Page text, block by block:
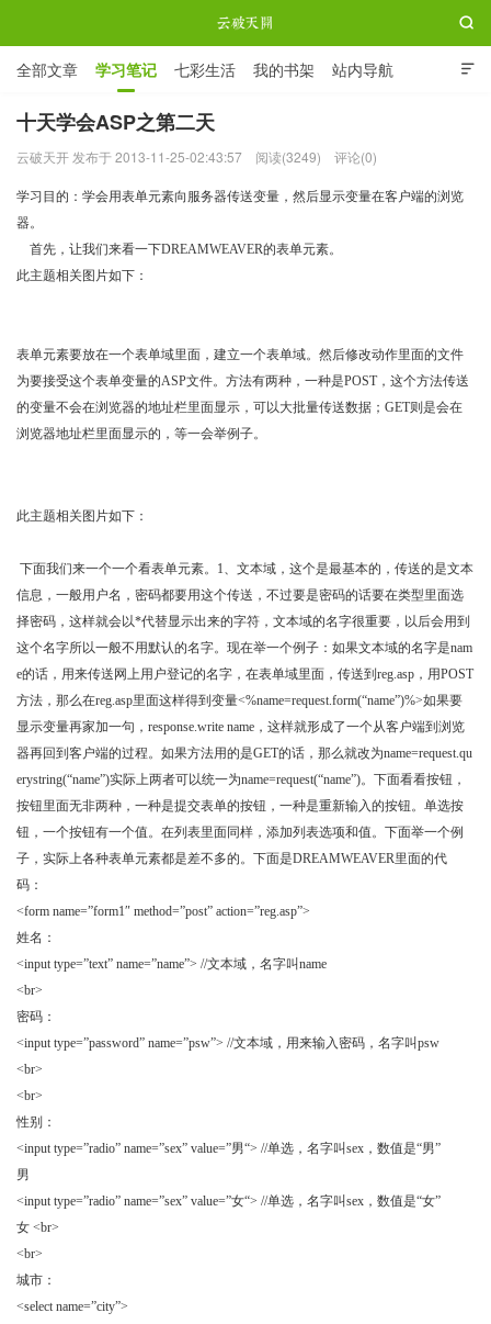

全部文章 学习笔记 七彩生活 我的书架 站内导航
ABOUT ME

十天学会ASP之第二天
云破天开 发布于 2013-11-25-02:43:57 阅读(3249) 评论(0)
学习目的：学会用表单元素向服务器传送变量，然后显示变量在客户端的浏览
器。
首先，让我们来看一下DREAMWEAVER的表单元素。
此主题相关图片如下：
表单元素要放在一个表单域里面，建立一个表单域。然后修改动作里面的文件
为要接受这个表单变量的ASP文件。方法有两种，一种是POST，这个方法传送
的变量不会在浏览器的地址栏里面显示，可以大批量传送数据； GET则是会在
浏览器地址栏里面显示的，等一会举例子。
此主题相关图片如下：
下面我们来一个一个看表单元素。 1、文本域，这个是最基本的，传送的是文本
信息，一般用户名，密码都要用这个传送，不过要是密码的话要在类型里面选
择密码，这样就会以*代替显示出来的字符，文本域的名字很重要，以后会用到
这个名字所以一般不用默认的名字。现在举一个例子：如果文本域的名字是nam
e的话，用来传送网上用户登记的名字，在表单域里面，传送到 reg.asp ，用POST
方法，那么在reg.asp里面这样得到变量<%name=request.form(“name”)%>如果要
显示变量再家加一句， response.write name ，这样就形成了一个从客户端到浏览
器再回到客户端的过程。如果方法用的是GET的话，那么就改为name=request.qu
erystring(“name”)实际上两者可以统一为name=request(“name”)。下面看看按钮，
按钮里面无非两种，一种是提交表单的按钮，一种是重新输入的按钮。单选按
钮，一个按钮有一个值。在列表里面同样，添加列表选项和值。下面举一个例
子，实际上各种表单元素都是差不多的。下面是DREAMWEAVER里面的代
码：
<form name=”form1″ method=”post” action=”reg.asp”>
姓名：
<input type=”text” name=”name”> //文本域，名字叫name
<br>
密码：
<input type=”password” name=”psw”> //文本域，用来输入密码，名字叫psw
<br>
<br>
性别：
<input type=”radio” name=”sex” value=”男“> //单选，名字叫sex ，数值是“男”
男
<input type=”radio” name=”sex” value=”女“> //单选，名字叫sex ，数值是“女”
女 <br>
<br>
城市：
<select name=”city”>